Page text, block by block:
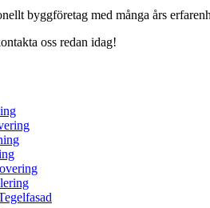
byggföretag med många års
oss redan idag!